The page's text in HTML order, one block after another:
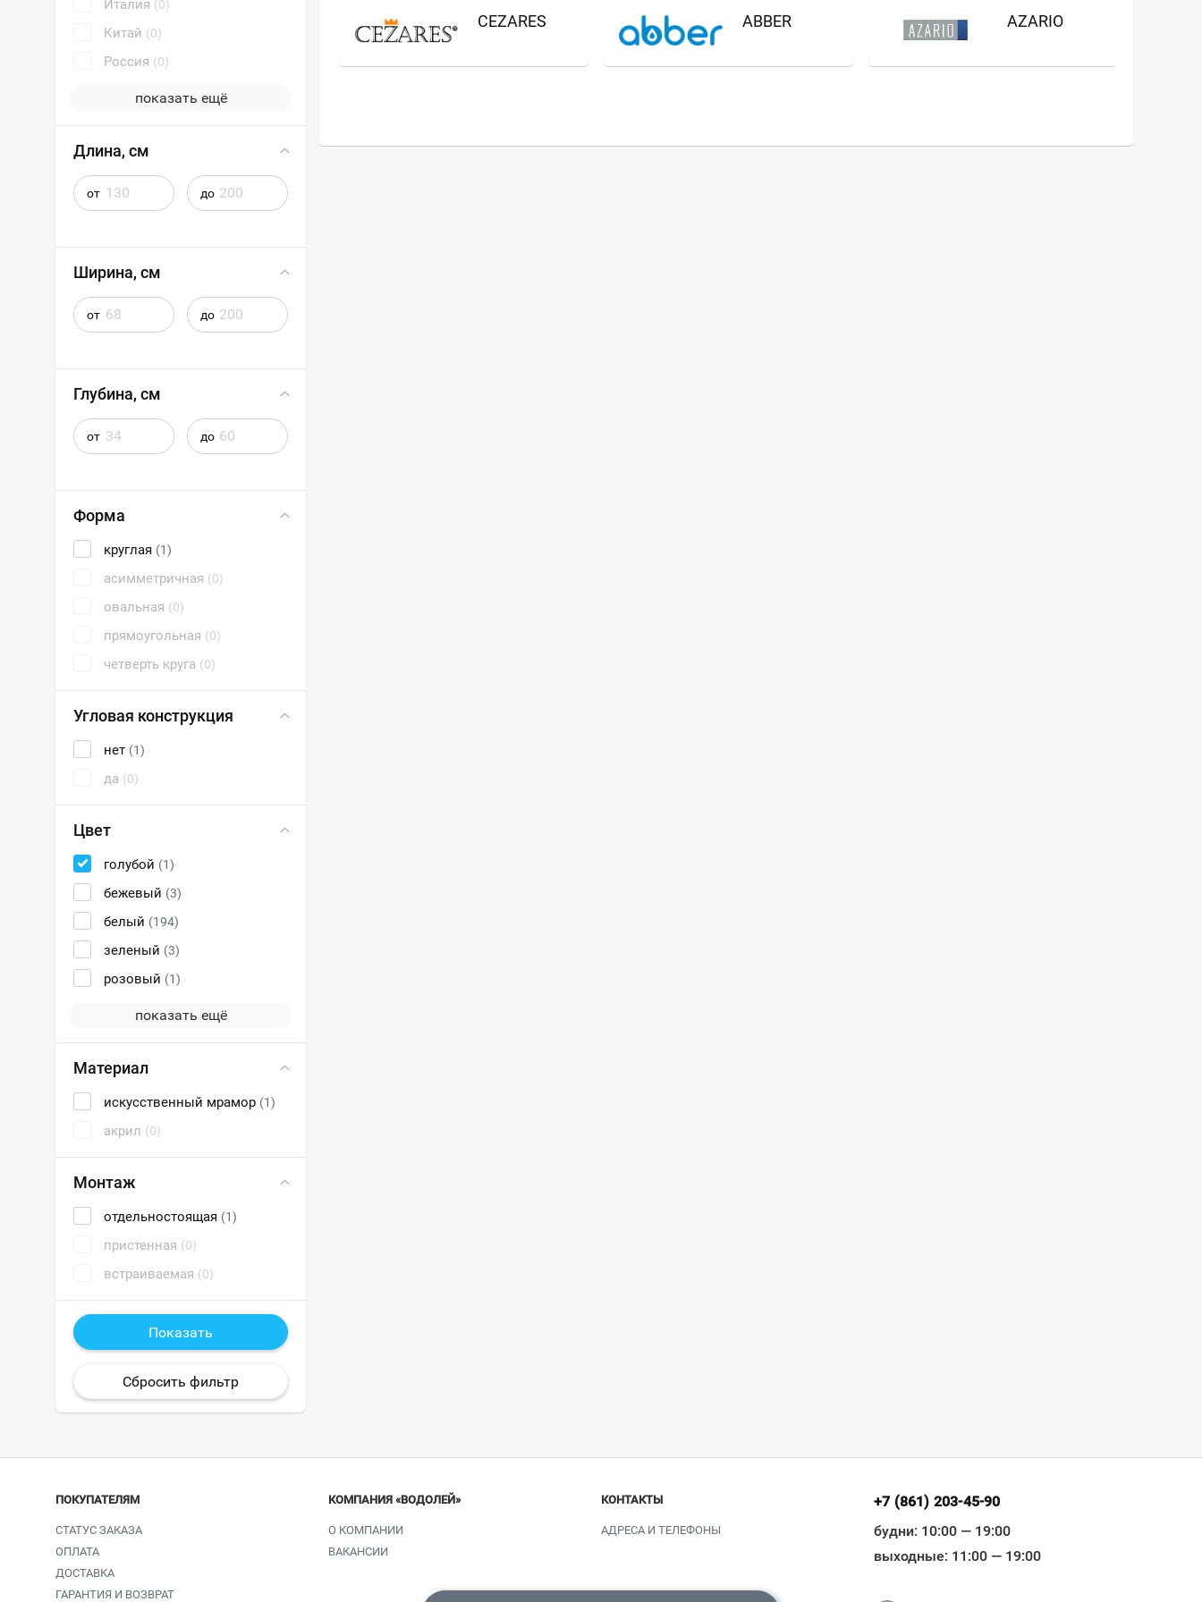
Италия (0)
Китай (0)
Россия (0)
показать ещё
Длина, см
от до
Ширина, см
от до
Глубина, см
от до
Форма
круглая (1)
асимметричная (0)
овальная (0)
прямоугольная (0)
четверть круга (0)
Угловая конструкция
нет (1)
да (0)
Цвет
голубой (1)
бежевый (3)
белый (194)
зеленый (3)
розовый (1)
показать ещё
Материал
искусственный мрамор (1)
акрил (0)
Монтаж
отдельностоящая (1)
пристенная (0)
встраиваемая (0)
CEZARES ABBER AZARIO
ПОКУПАТЕЛЯМ
СТАТУС ЗАКАЗА
ОПЛАТА
ДОСТАВКА
ГАРАНТИЯ И ВОЗВРАТ
КОМПАНИЯ «ВОДОЛЕЙ»
О КОМПАНИИ
ВАКАНСИИ
КОНТАКТЫ
АДРЕСА И ТЕЛЕФОНЫ
+7 (861) 203-45-90
будни: 10:00 — 19:00
выходные: 11:00 — 19:00